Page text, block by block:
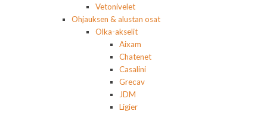
Vetonivelet
Ohjauksen & alustan osat
Olka-akselit
Aixam
Chatenet
Casalini
Grecav
JDM
Ligier